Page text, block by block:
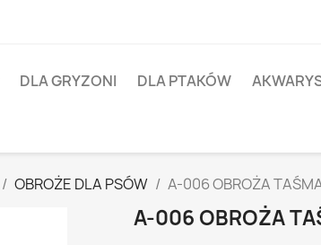
DLA GRYZONI DLA PTAKÓW
OBROŻE DLA PSÓW A-006 OBROŻA
A-006 OBROŻA